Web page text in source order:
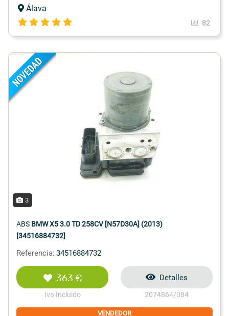
Álava
82
3
ABS BMW X5 3.0 TD 258CV [N57D30A] (2013)
[34516884732]
Referencia: 34516884732
363 €
Iva Incluido
Detalles
2074864/084
VENDEDOR